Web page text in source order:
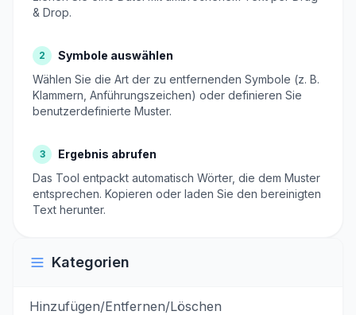
& Drop.
2
Symbole auswählen
Wählen Sie die Art der zu entfernenden Symbole (z. B.
Klammern, Anführungszeichen) oder definieren Sie
benutzerdefinierte Muster.
3
Ergebnis abrufen
Das Tool entpackt automatisch Wörter, die dem Muster
entsprechen. Kopieren oder laden Sie den bereinigten
Text herunter.
Kategorien
Hinzufügen/Entfernen/Löschen